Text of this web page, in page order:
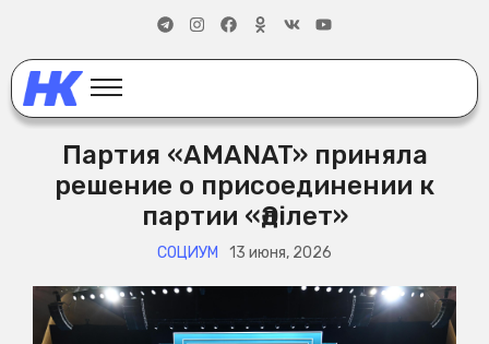
Партия «AMANAT» приняла
решение о присоединении к
партии «Әділет»
СОЦИУМ 13 июня, 2026